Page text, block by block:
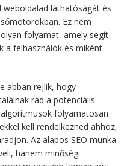
weboldalad láthatóságát és
Ez nem
folyamat, amely segít
a felhasználók és miként
abban rejlik, hogy
rád a potenciális
folyamatosan
kell rendelkezned ahhoz,
Az alapos SEO munka
hanem minőségi